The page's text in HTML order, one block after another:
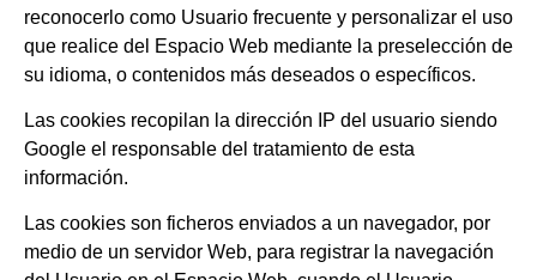
reconocerlo como Usuario frecuente y personalizar el uso
que realice del Espacio Web mediante la preselección de
su idioma, o contenidos más deseados o específicos.
Las cookies recopilan la dirección IP del usuario siendo
Google el responsable del tratamiento de esta
información.
Las cookies son ficheros enviados a un navegador, por
medio de un servidor Web, para registrar la navegación